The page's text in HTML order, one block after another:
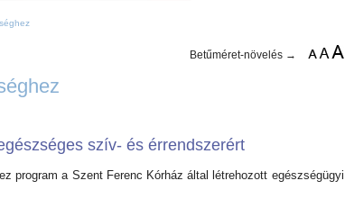
Betűméret-növelés →
szív- és érrendszerért
program a Szent Ferenc Kórház által létrehozott egészségügyi